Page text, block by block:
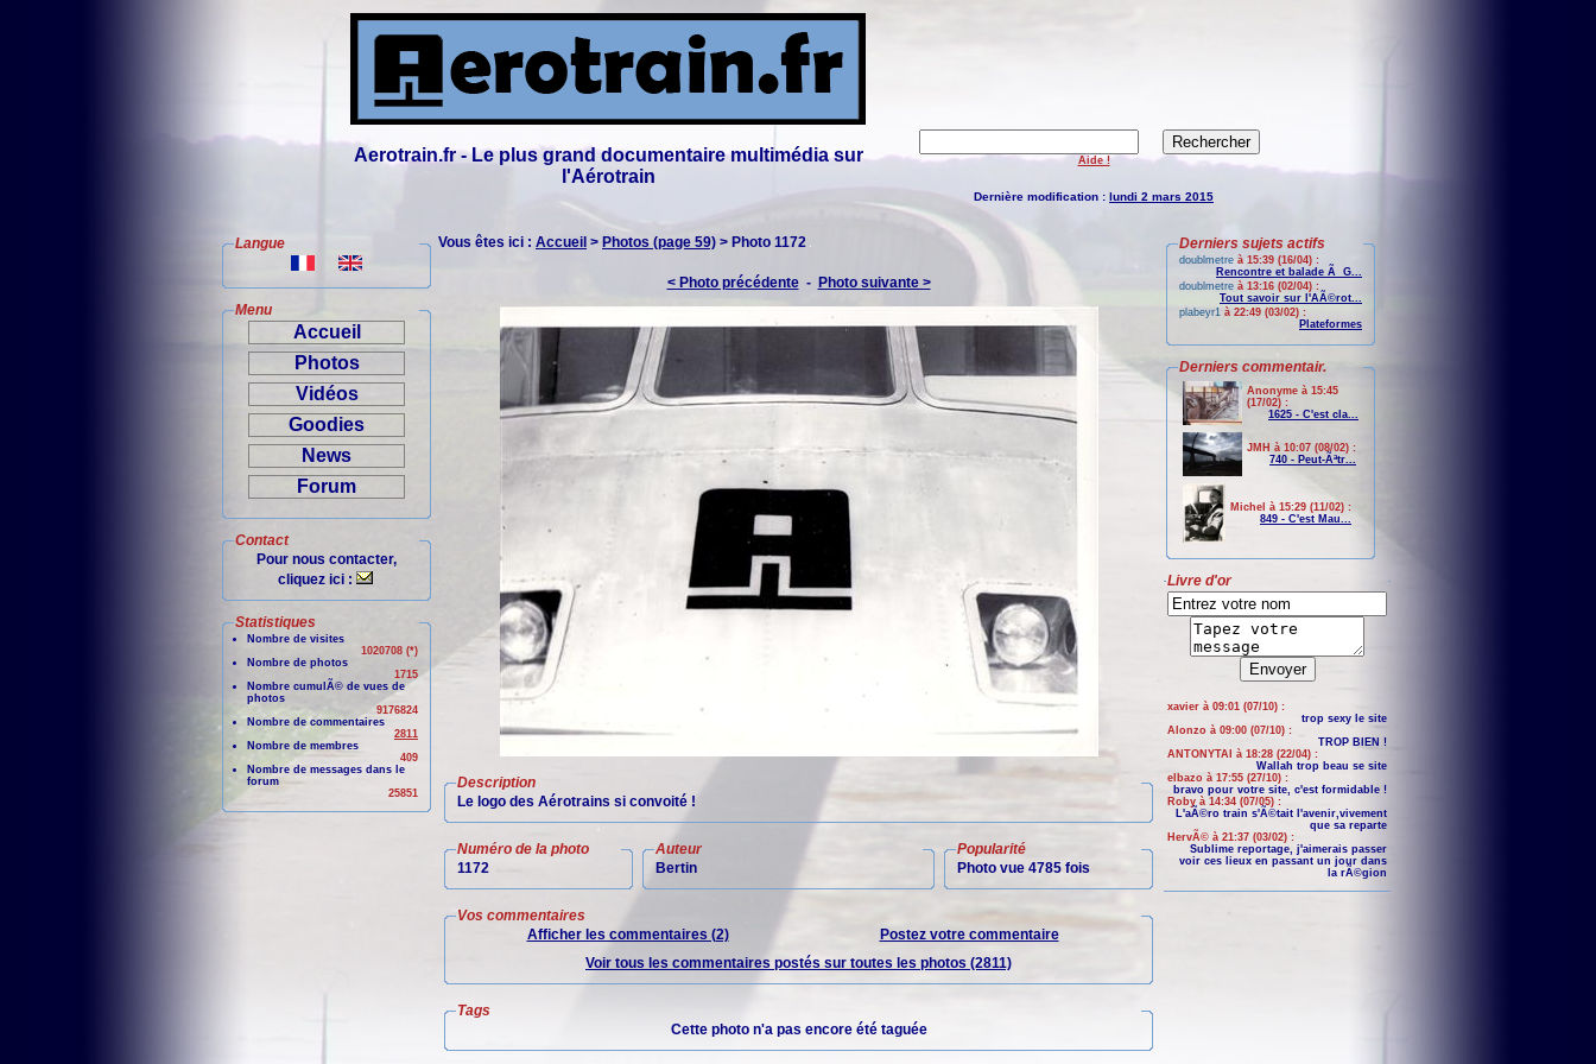
Aerotrain.fr - Le plus grand documentaire multimédia sur
l'Aérotrain
Aide !
Dernière modification : lundi 2 mars 2015
Langue
Menu
Accueil
Photos
Vidéos
Goodies
News
Forum
Contact
Pour nous contacter,
cliquez ici :
Statistiques
Nombre de visites
1020708 (*)
Nombre de photos
1715
Nombre cumulÃ© de vues de
photos
9176824
Nombre de commentaires
2811
Nombre de membres
409
Nombre de messages dans le
forum
25851
Vous êtes ici : Accueil > Photos (page 59) > Photo 1172
< Photo précédente- Photo suivante >
Description
Le logo des Aérotrains si convoité !
Numéro de la photo
1172
Auteur
Bertin
Popularité
Photo vue 4785 fois
Vos commentaires
Afficher les commentaires (2)
Postez votre commentaire
Voir tous les commentaires postés sur toutes les photos (2811)
Tags
Cette photo n'a pas encore été taguée
Derniers sujets actifs
doublmetre à 15:39 (16/04) :
Rencontre et balade Ã G...
doublmetre à 13:16 (02/04) :
Tout savoir sur l'AÃ©rot...
plabeyr1 à 22:49 (03/02) :
Plateformes
Derniers commentair.
Anonyme à 15:45
(17/02) :
1625 - C'est cla...
JMH à 10:07 (08/02) :
740 - Peut-Ãªtr...
Michel à 15:29 (11/02) :
849 - C'est Mau...
Livre d'or
xavier à 09:01 (07/10) :
trop sexy le site
Alonzo à 09:00 (07/10) :
TROP BIEN !
ANTONYTAI à 18:28 (22/04) :
Wallah trop beau se site
elbazo à 17:55 (27/10) :
bravo pour votre site, c'est formidable !
Roby à 14:34 (07/05) :
L'aÃ©ro train s'Ã©tait l'avenir,vivement
que sa reparte
HervÃ© à 21:37 (03/02) :
Sublime reportage, j'aimerais passer
voir ces lieux en passant un jour dans
la rÃ©gion